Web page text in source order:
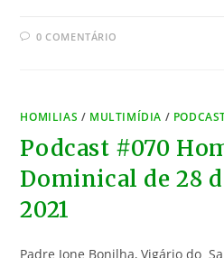
0 COMENTÁRIO
HOMILIAS / MULTIMÍDIA /
Podcast #070
Dominical de 28
2021
Padre Jone Bonilha, Vigário do